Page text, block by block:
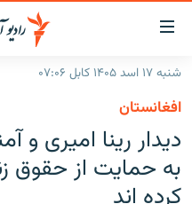
لینک‌های
قابل
دسترسی
به
متن
اصلی
بازگشت
به
گزارش‌ها
افغانستان
منطقه
خبرها
افغانستان
جدول نشرات
شنبه ۱۷ اسد ۱۴۰۵ کابل ۰۷:۰۶
افغانستان
دیدار رینا امیری و
به حمایت از حقوق